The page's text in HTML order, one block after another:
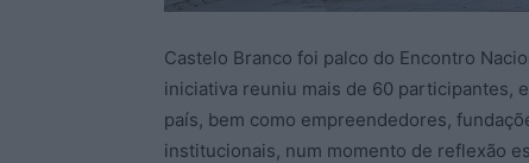
Castelo Branco foi palco do Encontro
iniciativa reuniu mais de 60 participantes,
país, bem como empreendedores,
institucionais, num momento de reflexão